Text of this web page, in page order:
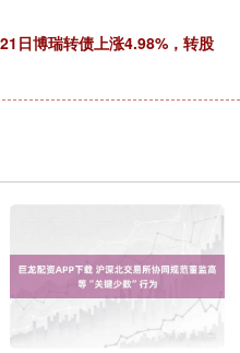
日博瑞转债上涨4.98%，转股